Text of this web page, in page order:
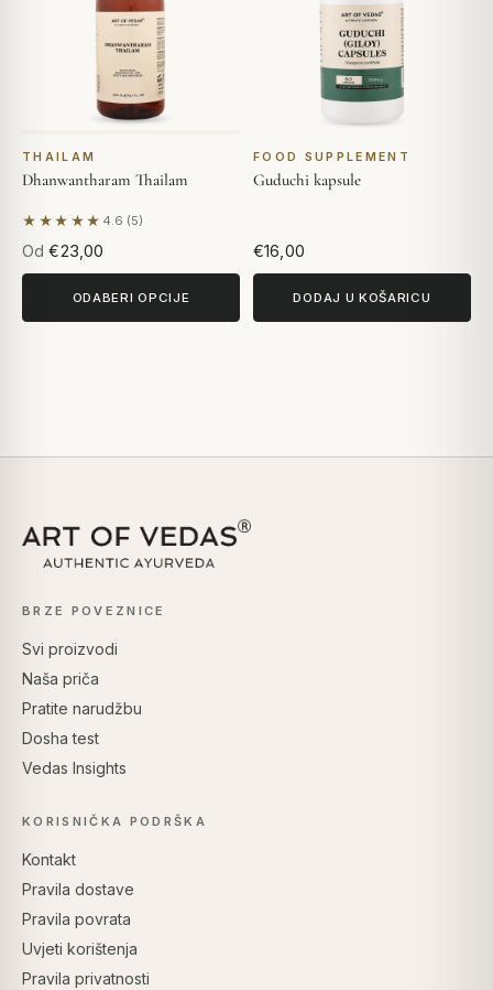
THAILAM
Dhanwantharam Thailam
★★★★★ 4.6 (5)
Na temelju 5 recenzija
Od €23,00
ODABERI OPCIJE
FOOD SUPPLEMENT
Guduchi kapsule
€16,00
DODAJ U KOŠARICU
BRZE POVEZNICE
Svi proizvodi
Naša priča
Pratite narudžbu
Dosha test
Vedas Insights
KORISNIČKA PODRŠKA
Kontakt
Pravila dostave
Pravila povrata
Uvjeti korištenja
Pravila privatnosti